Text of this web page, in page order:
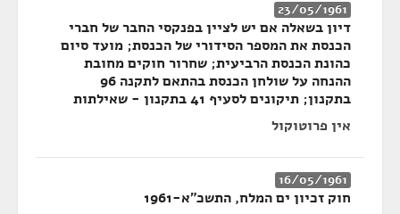
23/05/1961
דיון בשאלה אם יש לציין בפנקסי החבר של חברי
הכנסת את המספר הסידורי של הכנסת; מועד סיום
כהונת הכנסת הרביעית; שחרור חוקים מחובת
ההנחה על שולחן הכנסת בהתאם לתקנה 96
בתקנון; תיקונים לסעיף 41 בתקנון - שאילתות
אין פרוטוקול
16/05/1961
חוק זכיון ים המלח, התשכ"א-1961